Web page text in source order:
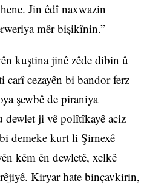
Jin êdî naxwazin
mêr bişikînin.”
kuştina jinê zêde dibin û
cezayên bi bandor ferz
şewbê de piraniya
dewlet ji vê polîtîkayê aciz
demeke kurt li Şirnexê
kêm ên dewletê, xelkê
Kiryar hate binçavkirin,